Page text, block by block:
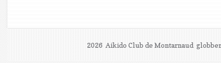
2026 Aikido Club de Montarnaud